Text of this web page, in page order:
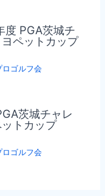
度 PGA茨城チ
ペットカップ
ロゴルフ会
茨城チャレ
トカップ
ロゴルフ会